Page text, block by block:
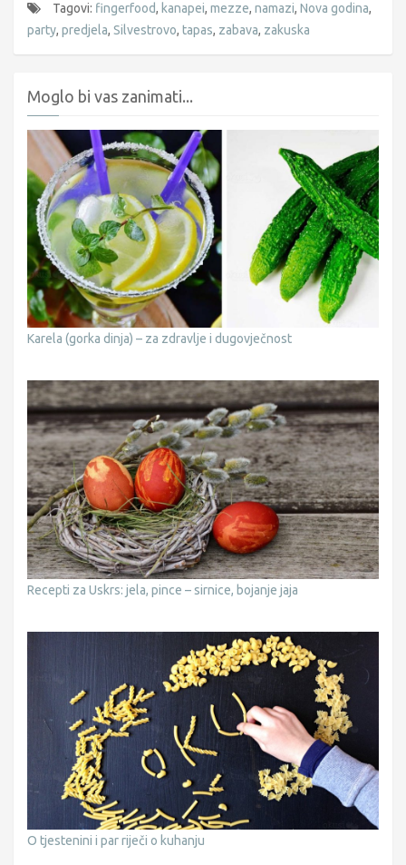
Tagovi: fingerfood, kanapei, mezze, namazi, Nova godina,
party, predjela, Silvestrovo, tapas, zabava, zakuska
Moglo bi vas zanimati...
Karela (gorka dinja) – za zdravlje i dugovječnost
Recepti za Uskrs: jela, pince – sirnice, bojanje jaja
O tjestenini i par riječi o kuhanju